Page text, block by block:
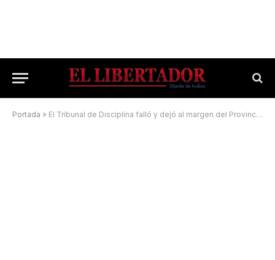
Portada » El Tribunal de Disciplina falló y dejó al margen del Provincial a Mandiyú